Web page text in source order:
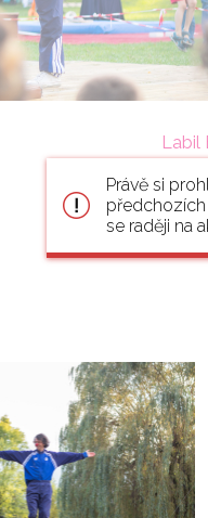
Labil
Právě si
předchozích
se raději na